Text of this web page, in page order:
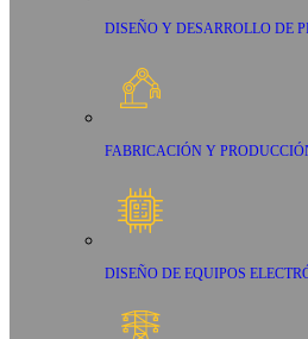
DISEÑO Y DESARROLLO DE
FABRICACIÓN Y
DISEÑO DE EQUIPOS